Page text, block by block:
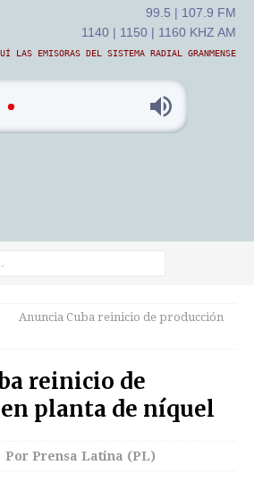
99.5 | 107.9 FM
1140 | 1150 | 1160 KHZ AM
LAS EMISORAS DEL SISTEMA RADIAL GRANMENSE
Anuncia Cuba reinicio de producción
reinicio de
planta de níquel
Por Prensa Latina (PL)